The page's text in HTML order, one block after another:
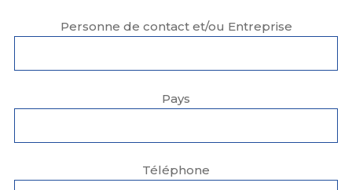
Personne de contact et/ou Entreprise
Pays
Téléphone